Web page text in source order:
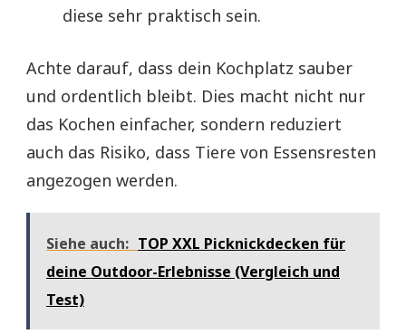
diese sehr praktisch sein.
Achte darauf, dass dein Kochplatz sauber
und ordentlich bleibt. Dies macht nicht nur
das Kochen einfacher, sondern reduziert
auch das Risiko, dass Tiere von Essensresten
angezogen werden.
Siehe auch: TOP XXL Picknickdecken für
deine Outdoor-Erlebnisse (Vergleich und
Test)